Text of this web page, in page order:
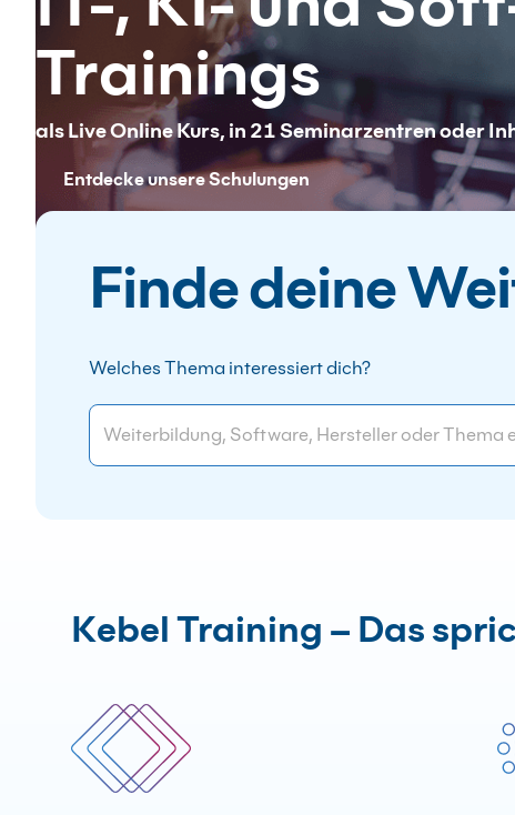
FAQ
Trainings
als Live Online Kurs, in 21 Seminarzentren oder
Entdecke unsere Schulungen
Finde deine
Welches Thema interessiert dich?
Kebel Training – Das